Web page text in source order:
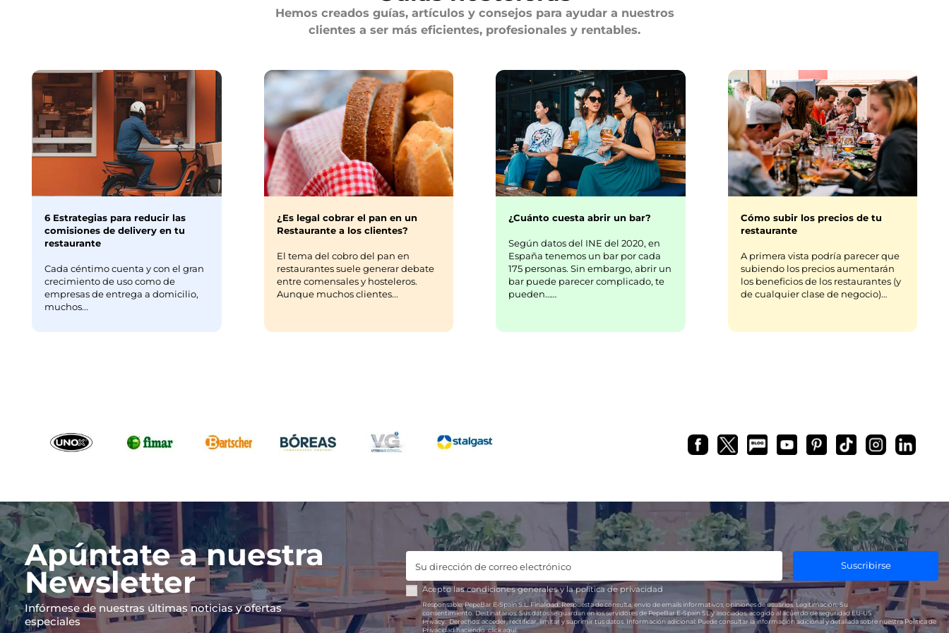
Hemos creados guías, artículos y consejos para ayudar a nuestros
clientes a ser más eficientes, profesionales y rentables.
6 Estrategias para reducir las
comisiones de delivery en tu
restaurante
Cada céntimo cuenta y con el gran
crecimiento de uso como de
empresas de entrega a domicilio,
muchos...
¿Es legal cobrar el pan en un
Restaurante a los clientes?
El tema del cobro del pan en
restaurantes suele generar debate
entre comensales y hosteleros.
Aunque muchos clientes...
¿Cuánto cuesta abrir un bar?
Según datos del INE del 2020, en
España tenemos un bar por cada
175 personas. Sin embargo, abrir un
bar puede parecer complicado, te
pueden……
Cómo subir los precios de tu
restaurante
A primera vista podría parecer que
subiendo los precios aumentarán
los beneficios de los restaurantes (y
de cualquier clase de negocio)…
Apúntate a nuestra
Newsletter
Infórmese de nuestras últimas noticias y ofertas
especiales
Suscribirse
Acepto lascondiciones generalesy lapolítica de privacidad
Responsable:PepeBar E-Spain S.L.Finalidad: Respuesta de consulta, envío de emails informativos, opiniones de usuarios. Legitimación:Su
consentimiento.Destinatarios:Sus datos se guardan en los servidores de PepeBar E-Spain SL y asociados, acogido al acuerdo de seguridad EU-US
Privacy.Derechos:acceder, rectificar, limitar y suprimir tus datos. Información adicional:Puede consultar la información adicional y detallada sobre nuestra Política de
Privacidad haciendoclick aquí.